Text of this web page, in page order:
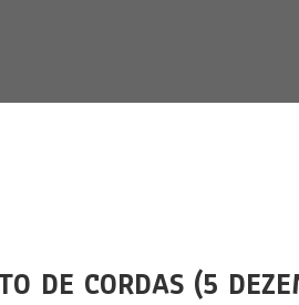
DE CORDAS (5